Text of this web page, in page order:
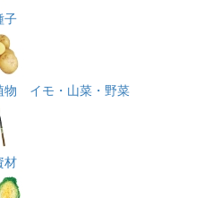
子
物 イモ・山菜・野菜
材